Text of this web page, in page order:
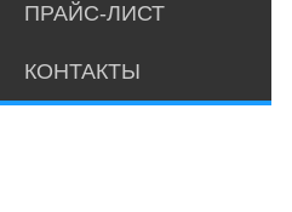
ПРАЙС-ЛИСТ
КОНТАКТЫ